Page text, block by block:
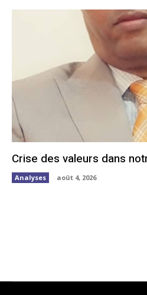
Crise des valeurs dans
Analyses août 4, 2026